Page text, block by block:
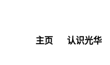
主页 认识光华